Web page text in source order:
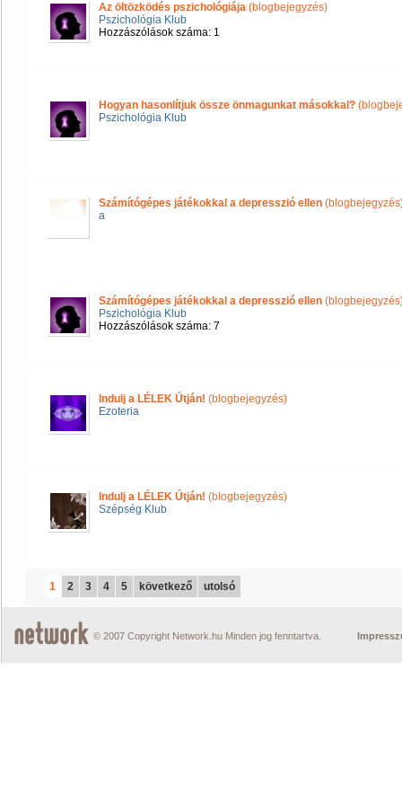
Az öltözködés pszichológiája (blogbejegyzés)
Pszichológia Klub
Hozzászólások száma: 1
Hogyan hasonlítjuk össze önmagunkat másokkal?
Pszichológia Klub
Számítógépes játékokkal a depresszió ellen
a
Számítógépes játékokkal a depresszió ellen
Pszichológia Klub
Hozzászólások száma: 7
Indulj a LÉLEK Útján! (blogbejegyzés)
Ezoteria
Indulj a LÉLEK Útján! (blogbejegyzés)
Szépség Klub
1 2 3 4 5 következő utolsó
© 2007 Copyright Network.hu Minden jog fenntartva.